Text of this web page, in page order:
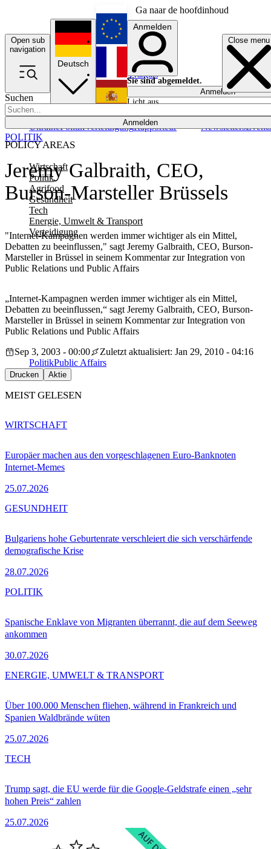
Ga naar de hoofdinhoud
Open sub
navigation
Close menu
Suchen
Anmelden
POLICY AREAS
Wirtschaft
Politik
Agrifood
Gesundheit
Tech
Energie, Umwelt & Transport
Verteidigung
UkrainePolitikVerteidigungRapporteur NewslettersEvents
Deutsch
English
Français
Anmelden
Sie sind abgemeldet.
Anmelden
Licht aus
Jeremy Galbraith, CEO,
Burson-Marsteller Brüssels
"Internet-Kampagnen werden immer wichtiger als ein Mittel,
Debatten zu beeinflussen," sagt Jeremy Galbraith, CEO, Burson-
Marsteller in Brüssel in seinem Kommentar zur Integration von
Public Relations und Public Affairs
POLITIK
„Internet-Kampagnen werden immer wichtiger als ein Mittel,
Debatten zu beeinflussen,“ sagt Jeremy Galbraith, CEO, Burson-
Marsteller in Brüssel in seinem Kommentar zur Integration von
Public Relations und Public Affairs
Sep 3, 2003 - 00:00
Zuletzt aktualisiert: Jan 29, 2010 - 04:16
PolitikPublic Affairs
Drucken Aktie
MEIST GELESEN
Europäer machen aus den vorgeschlagenen Euro-Banknoten
Internet-Memes
25.07.2026
WIRTSCHAFT
Bulgariens hohe Geburtenrate verschleiert die sich verschärfende
demografische Krise
28.07.2026
GESUNDHEIT
Spanische Enklave von Migranten überrannt, die auf dem Seeweg
ankommen
30.07.2026
POLITIK
Über 100.000 Menschen fliehen, während in Frankreich und
Spanien Waldbrände wüten
25.07.2026
ENERGIE, UMWELT & TRANSPORT
Trump sagt, die EU werde für die Google-Geldstrafe einen „sehr
hohen Preis“ zahlen
25.07.2026
TECH